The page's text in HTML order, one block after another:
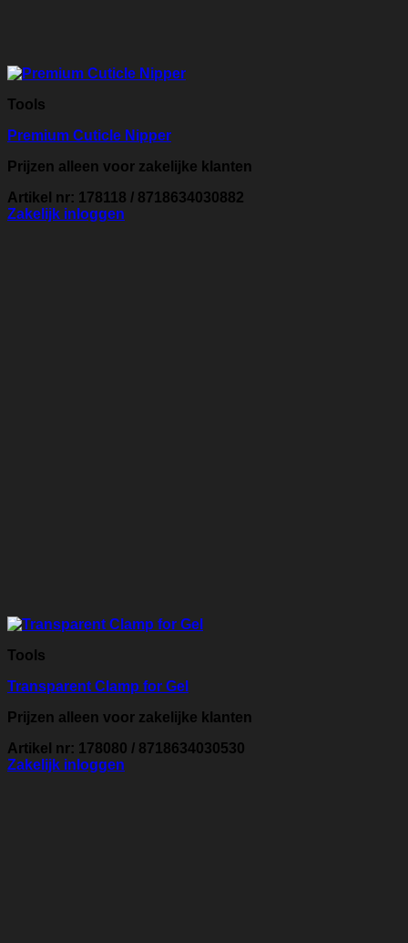
Tools
Premium Cuticle Nipper
Prijzen alleen voor zakelijke klanten
Artikel nr: 178118 / 8718634030882
Zakelijk inloggen
Tools
Transparent Clamp for Gel
Prijzen alleen voor zakelijke klanten
Artikel nr: 178080 / 8718634030530
Zakelijk inloggen